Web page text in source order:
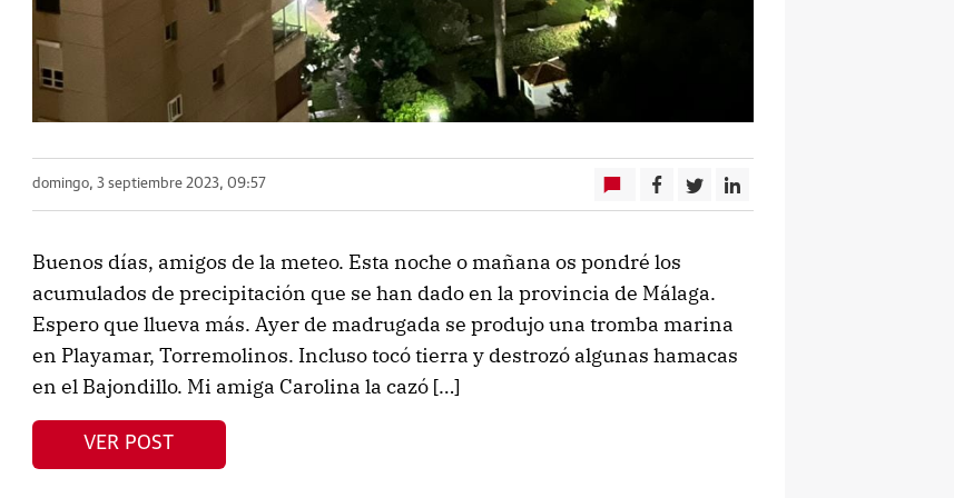
domingo, 3 septiembre 2023, 09:57
Buenos días, amigos de la meteo. Esta noche o mañana os pondré los
acumulados de precipitación que se han dado en la provincia de Málaga.
Espero que llueva más. Ayer de madrugada se produjo una tromba marina
en Playamar, Torremolinos. Incluso tocó tierra y destrozó algunas hamacas
en el Bajondillo. Mi amiga Carolina la cazó […]
VER POST